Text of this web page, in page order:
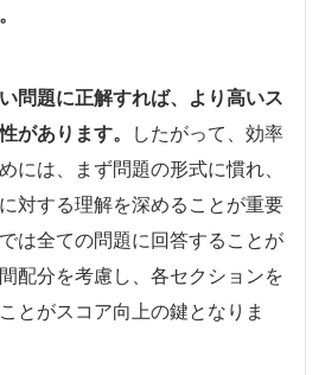
問題に正解すれば、より高いス
があります。
したがって、効率
には、まず問題の形式に慣れ、
対する理解を深めることが重要
は全ての問題に回答することが
配分を考慮し、各セクションを
とがスコア向上の鍵となりま